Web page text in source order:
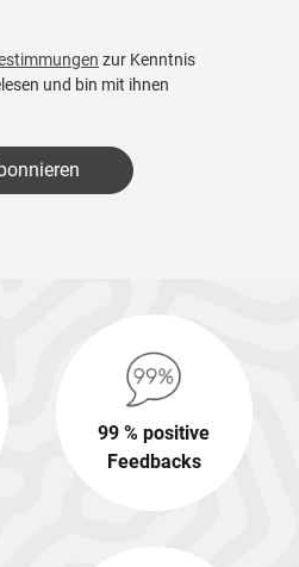
zur Kenntnis
und bin mit ihnen
99 % positive
Feedbacks